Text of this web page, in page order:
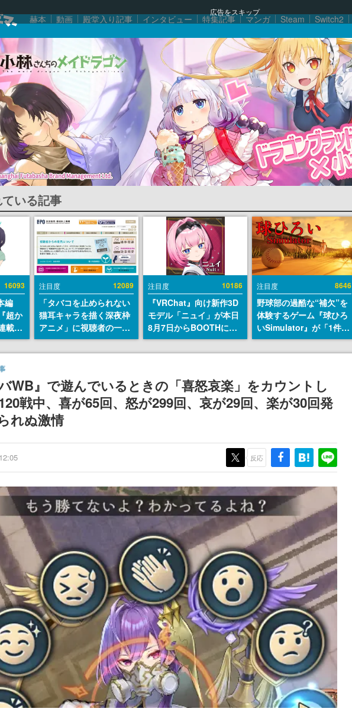
広告をスキップ
赫本 動画 殿堂入り記事 インタビュー 特集記事 マンガ Steam Switch2
いる記事
16093
編
超か
載決
ガレ
ッ
ス
は…
注目度 12089
「タバコを止められない
猫耳キャラを描く深夜枠
アニメ」に視聴者の一部
から批判意見。違法薬物
の使用と思しき描写も含
注目度 10186
『VRChat』向け新作3D
モデル「ニュイ」が本日
8月7日からBOOTHにて
発売。瞳に光る星や感情
豊かな表情が、小悪魔か
注目度 8646
野球部の過酷な“補欠”を
体験するゲーム『球ひろ
いSimulator』が「1件」
のウィッシュリストをも
とにチェコ語に対応し
ェコのプロ野球選手から
称賛の声
WB』で遊んでいるときの「喜怒哀楽」をカウントし
戦中、喜が65回、怒が299回、哀が29回、楽が30回発
れぬ激情
反応